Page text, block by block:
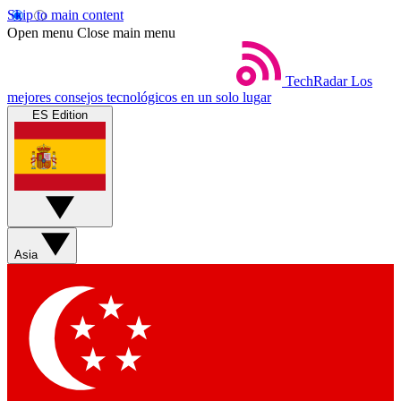
Skip to main content
Open menu Close main menu
TechRadar Los
mejores consejos tecnológicos en un solo lugar
ES Edition
Asia